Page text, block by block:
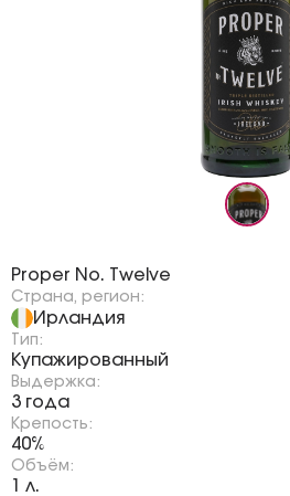
Proper No. Twelve
Страна, регион:
Ирландия
Тип:
Купажированный
Выдержка:
3 года
Крепость:
40%
Объём:
1 л.